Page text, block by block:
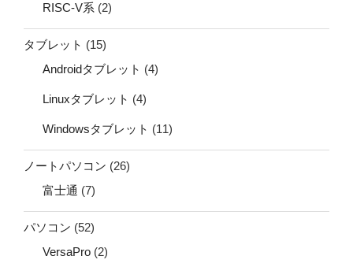
RISC-V系 (2)
タブレット (15)
Androidタブレット (4)
Linuxタブレット (4)
Windowsタブレット (11)
ノートパソコン (26)
富士通 (7)
パソコン (52)
VersaPro (2)